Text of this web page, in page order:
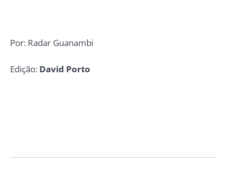
Por: Radar Guanambi
Edição: David Porto